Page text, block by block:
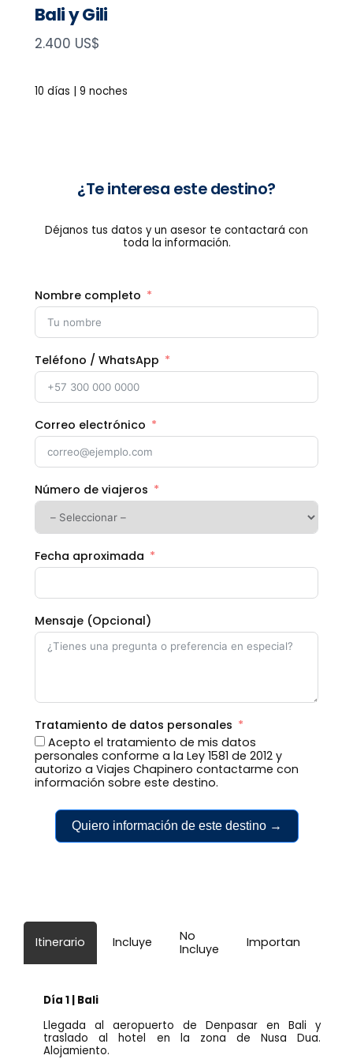
Bali y Gili
N
w
2.400 US$
10 días | 9 noches
¿Te interesa este destino?
Déjanos tus datos y un asesor te contactará con
toda la información.
Nombre completo
Teléfono / WhatsApp
Correo electrónico
Número de viajeros
Fecha aproximada
Mensaje (Opcional)
Tratamiento de datos personales
Acepto el tratamiento de mis datos
personales conforme a la Ley 1581 de 2012 y
autorizo a Viajes Chapinero contactarme con
información sobre este destino.
Quiero información de este destino →
Itinerario Incluye
No
Incluye
Importante
Día 1 | Bali
Llegada al aeropuerto de Denpasar en Bali y
traslado al hotel en la zona de Nusa Dua.
Alojamiento.